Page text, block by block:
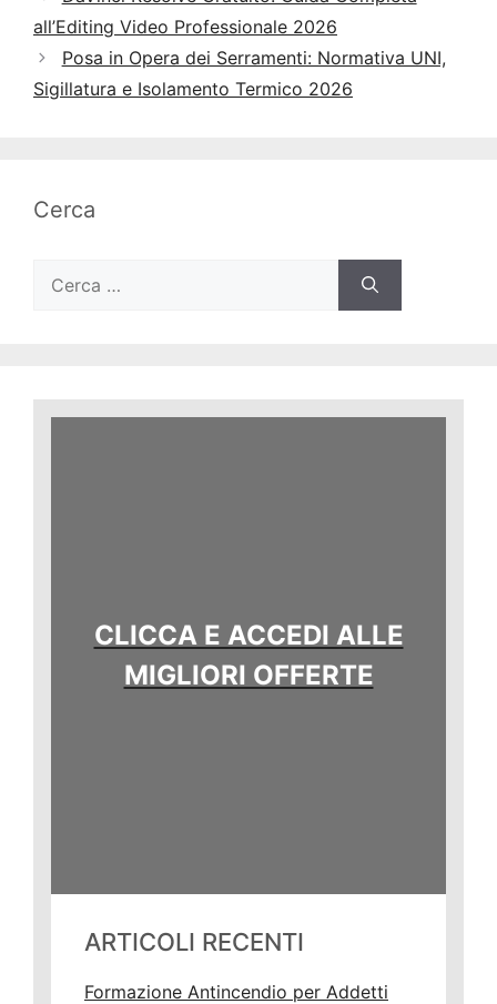
all’Editing Video Professionale 2026
Posa in Opera dei Serramenti: Normativa UNI,
Sigillatura e Isolamento Termico 2026
Cerca
per:
CLICCA E ACCEDI ALLE
MIGLIORI OFFERTE
ARTICOLI RECENTI
Formazione Antincendio per Addetti